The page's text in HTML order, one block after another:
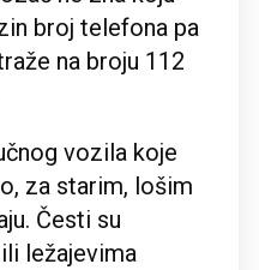
broj telefona pa
na broju 112
vozila koje
za starim, lošim
Česti su
ležajevima